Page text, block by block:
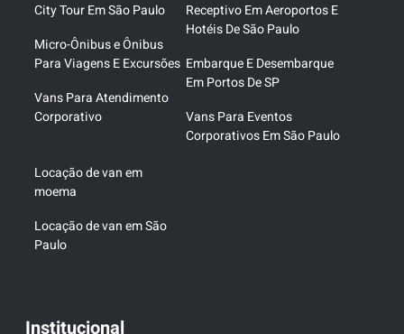
City Tour Em São Paulo
Micro-Ônibus e Ônibus
Para Viagens E Excursões
Vans Para Atendimento
Corporativo
Receptivo Em Aeroportos E
Hotéis De São Paulo
Embarque E Desembarque
Em Portos De SP
Vans Para Eventos
Corporativos Em São Paulo
Locação de van em
moema
Locação de van em São
Paulo
Institucional